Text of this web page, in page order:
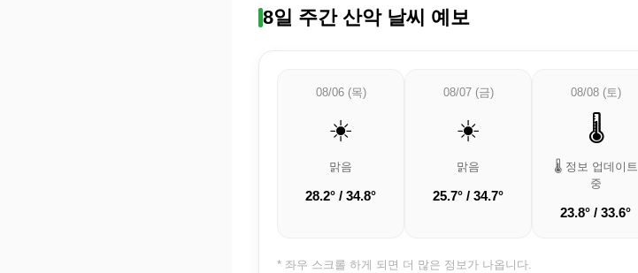
8일 주간 산악 날씨 예보
08/06 (목)
☀️
맑음
28.2° / 34.8°
08/07 (금)
☀️
맑음
25.7° / 34.7°
08/08 (토)
🌡️
🌡️ 정보 업데이트
중
23.8° / 33.6°
* 좌우 스크롤 하게 되면 더 많은 정보가 나옵니다.